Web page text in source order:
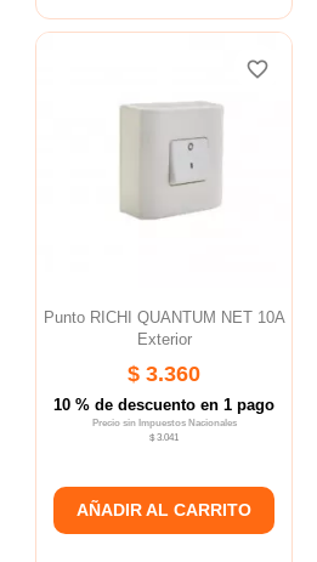
Punto RICHI QUANTUM NET 10A
Exterior
$ 3.360
10 % de descuento en 1 pago
Precio sin Impuestos Nacionales
$ 3.041
AÑADIR AL CARRITO
favorite_border
favorite_border
favorite_border